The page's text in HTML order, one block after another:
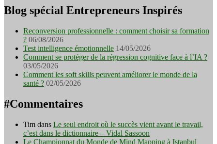
Blog spécial Entrepreneurs Inspirés
Reconversion professionnelle : comment choisir sa formation
? 06/08/2026
Test intelligence émotionnelle 14/05/2026
Comment se protéger de la régression cognitive face à l’IA ?
03/05/2026
Comment les soft skills peuvent améliorer le monde de la
santé ? 02/05/2026
#Commentaires
Tim dans Le seul endroit où le succès vient avant le travail,
c’est dans le dictionnaire – Vidal Sassoon
Le Championnat du Monde de Mind Mapping à Istanbul